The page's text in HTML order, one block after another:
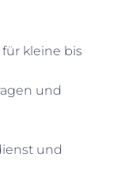
kleine bis
und
und